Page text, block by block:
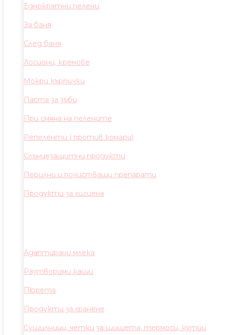
Еднократни пелени
За баня
След баня
Лосиони, кремове
Мокри кърпички
Паста за зъби
При смяна на пелените
Репеленти ( против комари)
Слънцезащитни продукти
Перилни и почистващи препарати
Продукти за хигиена
Адаптирани млека
Разтворими каши
Пюрета
Продукти за хранене
Сушилници, четки за шишета, термоси, кутии